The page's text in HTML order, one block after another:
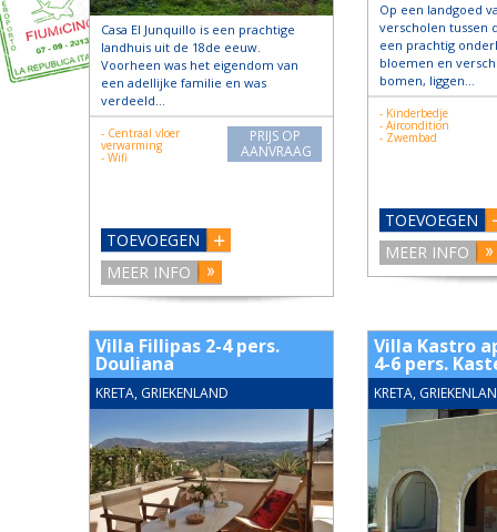
Casa El Junquillo is een prachtige
landhuis uit de 18de eeuw.
Voorheen was het eigendom van
een adellijke familie en was
verdeeld…
- Centraal vloer
verwarming
- Wifi
PRIJS OP
AANVRAAG
TOEVOEGEN
MEER INFO
Op een landgoed
verscholen tussen
een prachtig
bloemen en
bomen, liggen…
- Kinderbedje
- Aircondition
- Zwembad
TOEVOEGEN
MEER INFO
Villa Fillipas 2-4 pers.
Douliana
KRETA, GRIEKENLAND
Villa Kastro
4-6 pers.
KRETA,